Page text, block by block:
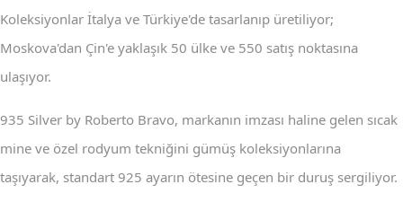
Koleksiyonlar İtalya ve Türkiye'de tasarlanıp üretiliyor;
Moskova'dan Çin'e yaklaşık 50 ülke ve 550 satış noktasına
ulaşıyor.
935 Silver by Roberto Bravo, markanın imzası haline gelen sıcak
mine ve özel rodyum tekniğini gümüş koleksiyonlarına
taşıyarak, standart 925 ayarın ötesine geçen bir duruş sergiliyor.